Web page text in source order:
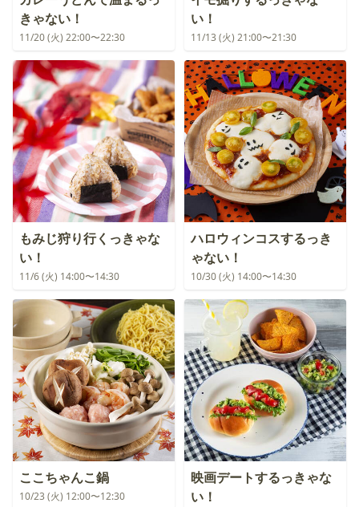
きゃない！
11/20 (火) 22:00〜22:30
い！
11/13 (火) 21:00〜21:30
もみじ狩り行くっきゃな
い！
11/6 (火) 14:00〜14:30
ハロウィンコスするっき
ゃない！
10/30 (火) 14:00〜14:30
ここちゃんこ鍋
10/23 (火) 12:00〜12:30
映画デートするっきゃな
い！